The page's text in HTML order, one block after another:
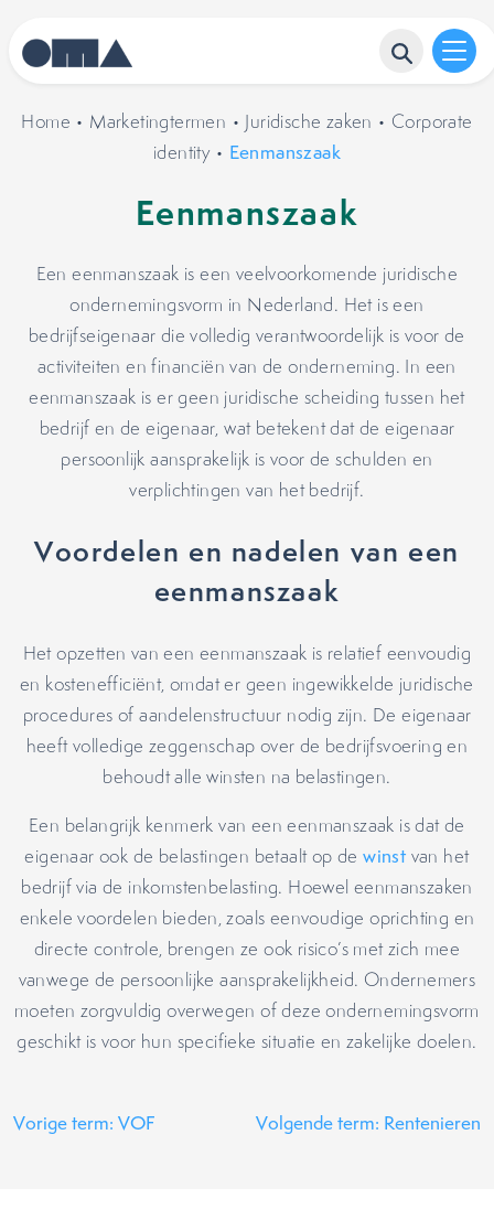
Home • Marketingtermen • Juridische zaken • Corporate
identity• Eenmanszaak
Eenmanszaak
Een eenmanszaak is een veelvoorkomende juridische
ondernemingsvorm in Nederland. Het is een
bedrijfseigenaar die volledig verantwoordelijk is voor de
activiteiten en financiën van de onderneming. In een
eenmanszaak is er geen juridische scheiding tussen het
bedrijf en de eigenaar, wat betekent dat de eigenaar
persoonlijk aansprakelijk is voor de schulden en
verplichtingen van het bedrijf.
Voordelen en nadelen van een
eenmanszaak
Het opzetten van een eenmanszaak is relatief eenvoudig
en kostenefficiënt, omdat er geen ingewikkelde juridische
procedures of aandelenstructuur nodig zijn. De eigenaar
heeft volledige zeggenschap over de bedrijfsvoering en
behoudt alle winsten na belastingen.
Een belangrijk kenmerk van een eenmanszaak is dat de
eigenaar ook de belastingen betaalt op dewinst van het
bedrijf via de inkomstenbelasting. Hoewel eenmanszaken
enkele voordelen bieden, zoals eenvoudige oprichting en
directe controle, brengen ze ook risico’s met zich mee
vanwege de persoonlijke aansprakelijkheid. Ondernemers
moeten zorgvuldig overwegen of deze ondernemingsvorm
geschikt is voor hun specifieke situatie en zakelijke doelen.
Vorige term: VOF Volgende term: Rentenieren